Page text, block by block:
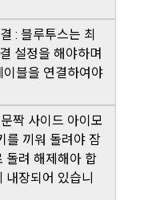
: 블루투스는 최
설정을 해야하며
블을 연결하여야
짝 사이드 아이모
를 끼워 돌려야 잠
돌려 해제해아 합
내장되어 있습니